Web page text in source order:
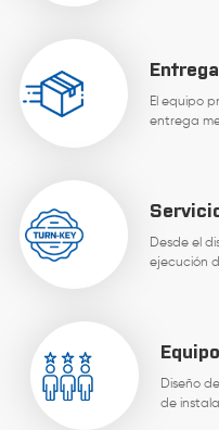
El equipo
entrega
Desde el
ejecución
Diseño
de